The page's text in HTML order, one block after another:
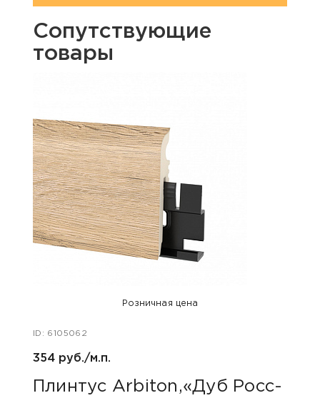
Сопутствующие
товары
Розничная цена
ID: 6105062
354 руб./м.п.
Плинтус Arbiton,«Дуб Росс-